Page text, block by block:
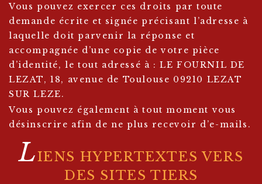
Vous pouvez exercer ces droits par toute
demande écrite et signée précisant l’adresse à
laquelle doit parvenir la réponse et
accompagnée d’une copie de votre pièce
d’identité, le tout adressé à : LE FOURNIL DE
LEZAT, 18, avenue de Toulouse 09210 LEZAT
SUR LEZE.
Vous pouvez également à tout moment vous
désinscrire afin de ne plus recevoir d’e-mails.
LIENS HYPERTEXTES VERS
DES SITES TIERS